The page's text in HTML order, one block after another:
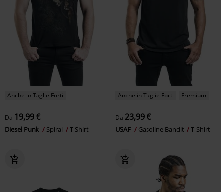
Anche in Taglie Forti
Da 19,99 €
Diesel Punk Spiral T-Shirt
Anche in Taglie Forti Premium
Da 23,99 €
USAF Gasoline Bandit T-Shirt